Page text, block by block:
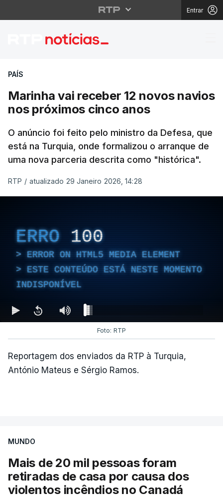
Entrar
Marinha vai receber
PAÍS
Marinha vai receber 12 novos navios
nos próximos cinco anos
O anúncio foi feito pelo ministro da Defesa, que
está na Turquia, onde formalizou o arranque de
uma nova parceria descrita como "histórica".
RTP / atualizado 29 Janeiro 2026, 14:28
ERRO 100
ERROR ON HTML5 MEDIA ELEMENT
ESTE CONTEÚDO ESTÁ NESTE MOMENTO
INDISPONÍVEL
Foto: RTP
Reportagem dos enviados da RTP à Turquia,
António Mateus e Sérgio Ramos.
MUNDO
Mais de 20 mil pessoas foram
retiradas de casa por causa dos
violentos incêndios no Canadá